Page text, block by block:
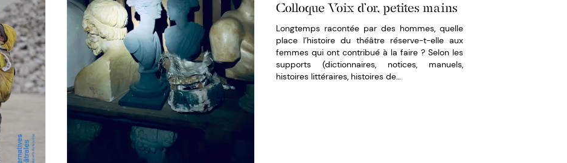
Colloque Voix d’or, petites mains
Longtemps racontée par des hommes, quelle
place l’histoire du théâtre réserve-t-elle aux
femmes qui ont contribué à la faire ? Selon les
supports (dictionnaires, notices, manuels,
histoires littéraires, histoires de…